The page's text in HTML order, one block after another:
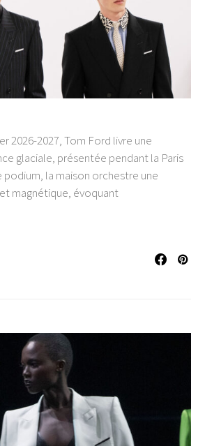
2026-2027, Tom Ford livre une
glaciale, présentée pendant la Paris
podium, la maison orchestre une
magnétique, évoquant